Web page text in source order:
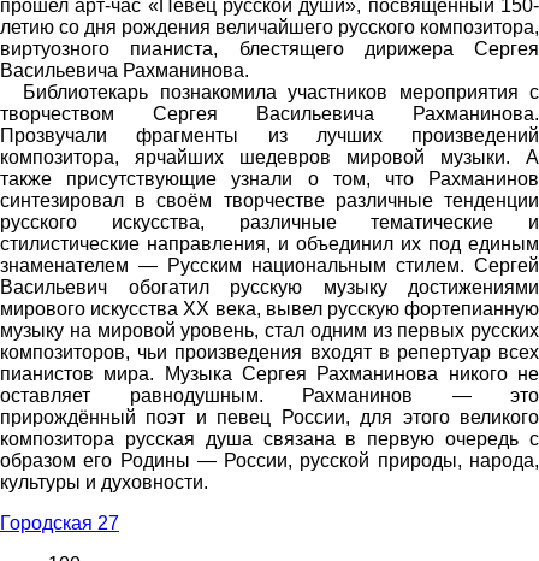
прошел арт-час «Певец русской души», посвященный 150-
летию со дня рождения величайшего русского композитора,
виртуозного пианиста, блестящего дирижера Сергея
Васильевича Рахманинова.
Библиотекарь познакомила участников мероприятия с
творчеством Сергея Васильевича Рахманинова.
Прозвучали фрагменты из лучших произведений
композитора, ярчайших шедевров мировой музыки. А
также присутствующие узнали о том, что Рахманинов
синтезировал в своём творчестве различные тенденции
русского искусства, различные тематические и
стилистические направления, и объединил их под единым
знаменателем — Русским национальным стилем. Сергей
Васильевич обогатил русскую музыку достижениями
мирового искусства XX века, вывел русскую фортепианную
музыку на мировой уровень, стал одним из первых русских
композиторов, чьи произведения входят в репертуар всех
пианистов мира. Музыка Сергея Рахманинова никого не
оставляет равнодушным. Рахманинов — это
прирождённый поэт и певец России, для этого великого
композитора русская душа связана в первую очередь с
образом его Родины — России, русской природы, народа,
культуры и духовности.
Городская 27